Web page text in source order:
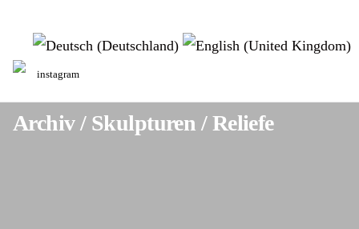
Sprache auswählen
instagram
Archiv / Skulpturen / Reliefe